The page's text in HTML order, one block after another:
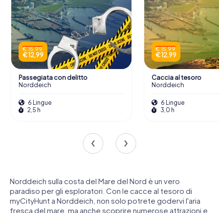
€ 15,99
€ 12,99
Passegiata con delitto
Norddeich
6 Lingue
2,5 h
€ 15,99
€ 12,99
Caccia al tesoro
Norddeich
6 Lingue
3,0 h
Norddeich sulla costa del Mare del Nord è un vero
paradiso per gli esploratori. Con le cacce al tesoro di
myCityHunt a Norddeich, non solo potrete godervi l'aria
fresca del mare, ma anche scoprire numerose attrazioni e